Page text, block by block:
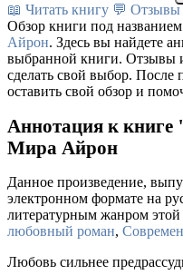
📖 Читать книгу 💬 Отзывы
Обзор книги под
Айрон. Здесь вы найдете
выбранной книги. Отзывы
сделать свой выбор. После
оставить свой обзор и
Аннотация к
Мира Айрон
Данное произведение,
электронном формате на
литературным жанром этой
любовный роман,
Любовь сильнее